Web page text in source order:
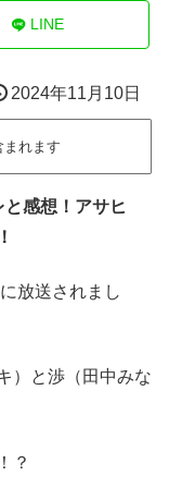
LINE
2024年11月10日
れます
と感想！アサヒ
放送されまし
）と渉（田中みな
？